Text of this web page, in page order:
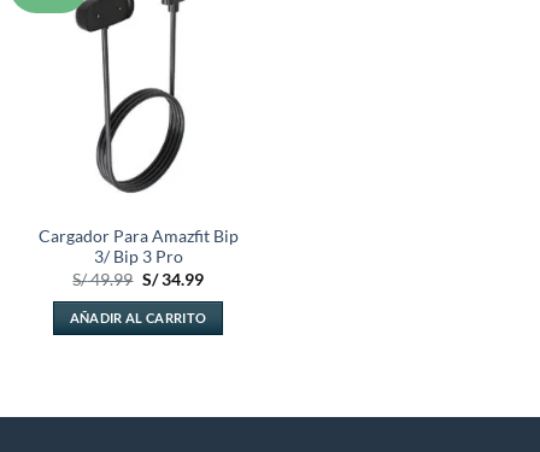
Cargador Para Amazfit Bip
3/ Bip 3 Pro
S/49.99 El
original
era:
S/ 49.99.
S/34.99El
actual
es:
S/ 34.99.
AÑADIR AL CARRITO